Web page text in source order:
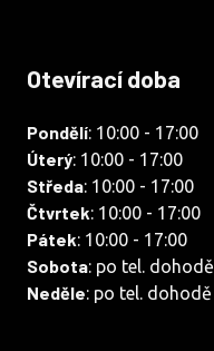
Otevírací doba
Pondělí: 10:00 - 17:00
Úterý: 10:00 - 17:00
Středa: 10:00 - 17:00
Čtvrtek: 10:00 - 17:00
Pátek: 10:00 - 17:00
Sobota: po tel. dohodě
Neděle: po tel. dohodě